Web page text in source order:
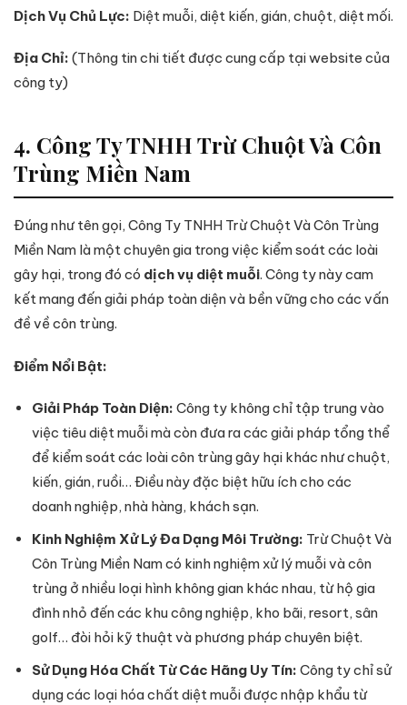
Dịch Vụ Chủ Lực: Diệt muỗi, diệt kiến, gián, chuột, diệt mối.
Địa Chỉ: (Thông tin chi tiết được cung cấp tại website của
công ty)
4. Công Ty TNHH Trừ Chuột Và Côn
Trùng Miền Nam
Đúng như tên gọi, Công Ty TNHH Trừ Chuột Và Côn Trùng
Miền Nam là một chuyên gia trong việc kiểm soát các loài
gây hại, trong đó có dịch vụ diệt muỗi. Công ty này cam
kết mang đến giải pháp toàn diện và bền vững cho các vấn
đề về côn trùng.
Điểm Nổi Bật:
Giải Pháp Toàn Diện: Công ty không chỉ tập trung vào
việc tiêu diệt muỗi mà còn đưa ra các giải pháp tổng thể
để kiểm soát các loài côn trùng gây hại khác như chuột,
kiến, gián, ruồi… Điều này đặc biệt hữu ích cho các
doanh nghiệp, nhà hàng, khách sạn.
Kinh Nghiệm Xử Lý Đa Dạng Môi Trường: Trừ Chuột Và
Côn Trùng Miền Nam có kinh nghiệm xử lý muỗi và côn
trùng ở nhiều loại hình không gian khác nhau, từ hộ gia
đình nhỏ đến các khu công nghiệp, kho bãi, resort, sân
golf… đòi hỏi kỹ thuật và phương pháp chuyên biệt.
Sử Dụng Hóa Chất Từ Các Hãng Uy Tín: Công ty chỉ sử
dụng các loại hóa chất diệt muỗi được nhập khẩu từ